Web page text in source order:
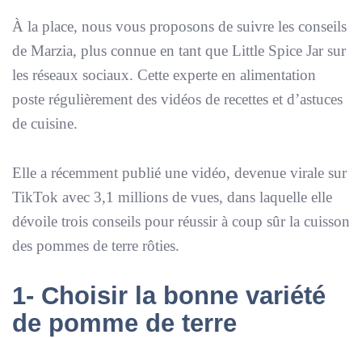
À la place, nous vous proposons de suivre les conseils
de Marzia, plus connue en tant que Little Spice Jar sur
les réseaux sociaux. Cette experte en alimentation
poste régulièrement des vidéos de recettes et d’astuces
de cuisine.
Elle a récemment publié une vidéo, devenue virale sur
TikTok avec 3,1 millions de vues, dans laquelle elle
dévoile trois conseils pour réussir à coup sûr la cuisson
des pommes de terre rôties.
1- Choisir la bonne variété
de pomme de terre